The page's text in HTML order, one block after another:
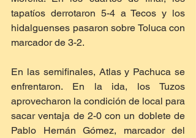
tapatíos derrotaron 5-4 a Tecos y los
hidalguenses pasaron sobre Toluca con
marcador de 3-2.
En las semifinales, Atlas y Pachuca se
enfrentaron. En la ida, los Tuzos
aprovecharon la condición de local para
sacar ventaja de 2-0 con un doblete de
Pablo Hernán Gómez, marcador del